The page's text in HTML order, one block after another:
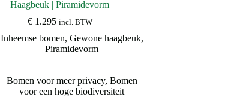
Haagbeuk | Piramidevorm
€1.295 incl. BTW
Inheemse bomen, Gewone haagbeuk,
Piramidevorm
Bomen voor meer privacy, Bomen
voor een hoge biodiversiteit